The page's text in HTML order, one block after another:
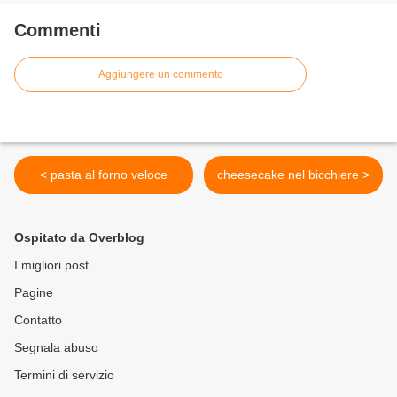
Commenti
Aggiungere un commento
< pasta al forno veloce cheesecake nel bicchiere >
Ospitato da Overblog
I migliori post
Pagine
Contatto
Segnala abuso
Termini di servizio